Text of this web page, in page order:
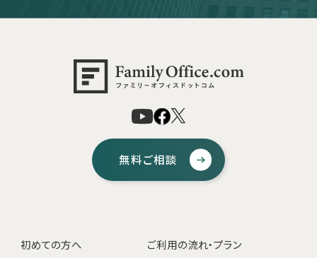
無料ご相談
初めての方へ
ご利用の流れ・プラン